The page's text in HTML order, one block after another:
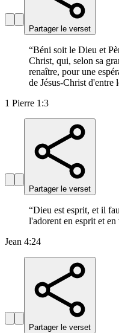
Partager le verset
“Béni soit le Dieu et
Christ, qui, selon sa
renaître, pour une
de Jésus-Christ d'entre
1 Pierre 1:3
Partager le verset
“Dieu est esprit, et il
l'adorent en esprit et en
Jean 4:24
Partager le verset